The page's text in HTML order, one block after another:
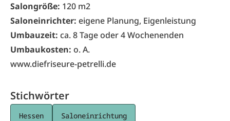
Salongröße: 120 m2
Saloneinrichter: eigene Planung, Eigenleistung
Umbauzeit: ca. 8 Tage oder 4 Wochenenden
Umbaukosten: o. A.
www.diefriseure-petrelli.de
Stichwörter
Hessen Saloneinrichtung